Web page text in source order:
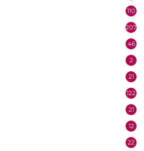
110
207
46
2
21
122
21
12
22